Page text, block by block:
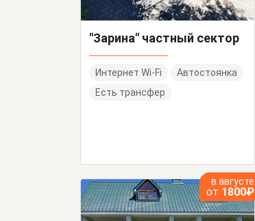
"Зарина" частный сектор
Интернет Wi-Fi
Автостоянка
Есть трансфер
в августе
от 1800₽